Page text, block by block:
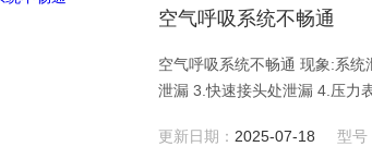
空气呼吸系统不畅通
空气呼吸系统不畅通 现象:系统泄漏 可能原因： 1.减速压阀和气瓶阀接口处泄漏 2.中压导管与减压阀连接处
泄漏 3.快速接头处泄漏 4.压力表和压力表管泄漏5.减压阀泄漏 排除方法： 1.检查连接处平面和沟横内是否有
更新日期： 2025-07-18 型号